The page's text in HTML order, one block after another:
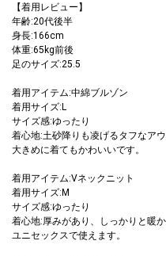
【着用レビュー】
年齢:20代後半
身長:166cm
体重:65kg前後
足のサイズ:25.5
着用アイテム:中綿ブルゾン
着用サイズ:L
サイズ感:ゆったり
着心地:土砂降りも凌げるタフなアウ
大きめに着てもかわいいです。
着用アイテム:Vネックニット
着用サイズ:M
サイズ感:ゆったり
着心地:厚みがあり、しっかりと暖か
ユニセックスで使えます。